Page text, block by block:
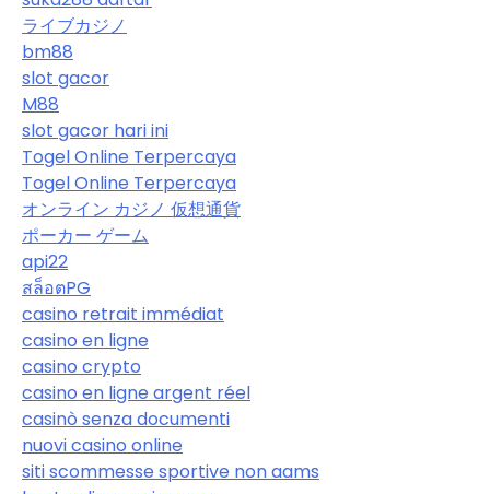
ライブカジノ
bm88
slot gacor
M88
slot gacor hari ini
Togel Online Terpercaya
Togel Online Terpercaya
オンライン カジノ 仮想通貨
ポーカー ゲーム
api22
สล็อตPG
casino retrait immédiat
casino en ligne
casino crypto
casino en ligne argent réel
casinò senza documenti
nuovi casino online
siti scommesse sportive non aams